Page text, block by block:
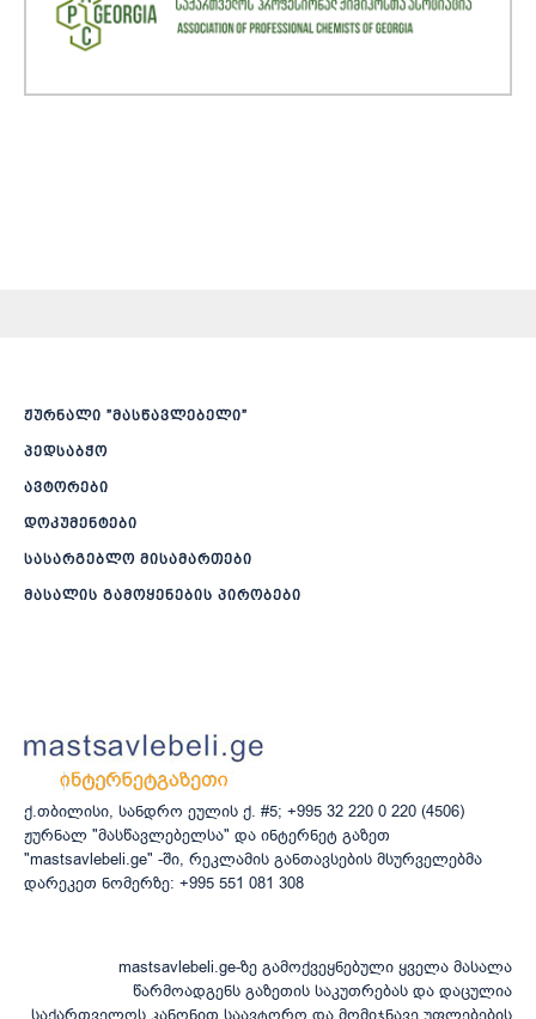
ჟურნალი ”მასწავლებელი”
პედსაბჭო
ავტორები
დოკუმენტები
სასარგებლო მისამართები
მასალის გამოყენების პირობები
ქ.თბილისი, სანდრო ეულის ქ. #5; +995 32 220 0 220 (4506)
ჟურნალ "მასწავლებელსა" და ინტერნეტ გაზეთ
"mastsavlebeli.ge" -ში, რეკლამის განთავსების მსურველებმა
დარეკეთ ნომერზე: +995 551 081 308
mastsavlebeli.ge-ზე გამოქვეყნებული ყველა მასალა
წარმოადგენს გაზეთის საკუთრებას და დაცულია